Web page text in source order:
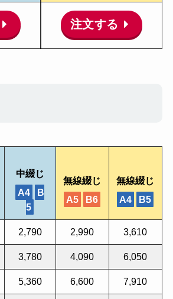
注文する
中綴じ
A4
B
5
無線綴じ
A5
B6
無線綴じ
A4
B5
2,790 2,990 3,610
3,780 4,090 6,050
5,360 6,600 7,910